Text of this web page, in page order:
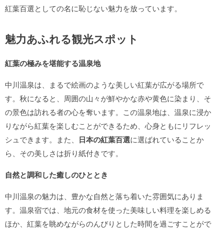
紅葉百選としての名に恥じない魅力を放っています。
魅力あふれる観光スポット
紅葉の極みを堪能する温泉地
中川温泉は、まるで絵画のような美しい紅葉が広がる場所で
す。秋になると、周囲の山々が鮮やかな赤や黄色に染まり、そ
の景色は訪れる者の心を奪います。この温泉地は、温泉に浸か
りながら紅葉を楽しむことができるため、心身ともにリフレッ
シュできます。また、 日本の紅葉百選に選ばれていることか
ら、その美しさは折り紙付きです。
自然と調和した癒しのひととき
中川温泉の魅力は、豊かな自然と落ち着いた雰囲気にありま
す。温泉宿では、地元の食材を使った美味しい料理を楽しめる
ほか、紅葉を眺めながらのんびりとした時間を過ごすことがで